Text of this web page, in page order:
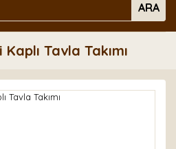
ARA
Tavla Takımı